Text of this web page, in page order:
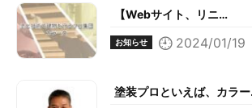
【Webサイト、リニ…
お知らせ 2024/01/19
塗装プロといえば、カラ